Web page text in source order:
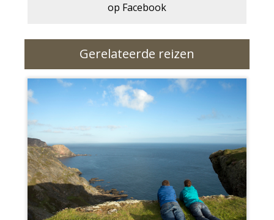
op Facebook
Gerelateerde reizen